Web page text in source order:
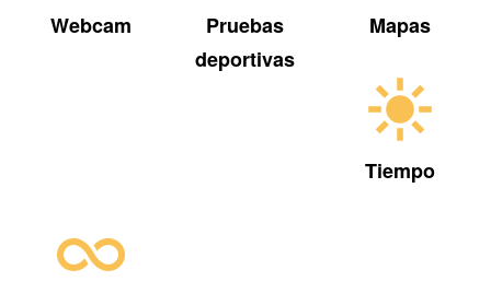
Webcam
Pruebas
deportivas
Mapas
Tiempo